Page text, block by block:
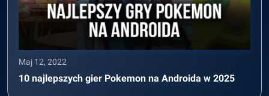
Maj 12, 2022
10 najlepszych gier Pokemon na Androida w 2025